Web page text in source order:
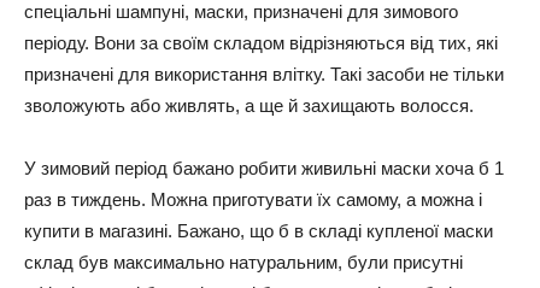
спеціальні шампуні, маски, призначені для зимового
періоду. Вони за своїм складом відрізняються від тих, які
призначені для використання влітку. Такі засоби не тільки
зволожують або живлять, а ще й захищають волосся.
У зимовий період бажано робити живильні маски хоча б 1
раз в тиждень. Можна приготувати їх самому, а можна і
купити в магазині. Бажано, що б в складі купленої маски
склад був максимально натуральним, були присутні